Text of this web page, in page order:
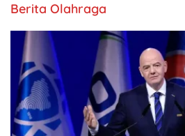
Berita Olahraga